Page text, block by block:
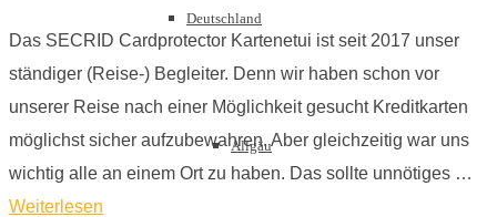
Deutschland
Allgäu
Das SECRID Cardprotector Kartenetui ist seit 2017 unser
ständiger (Reise-) Begleiter. Denn wir haben schon vor
unserer Reise nach einer Möglichkeit gesucht Kreditkarten
möglichst sicher aufzubewahren. Aber gleichzeitig war uns
wichtig alle an einem Ort zu haben. Das sollte unnötiges …
Weiterlesen